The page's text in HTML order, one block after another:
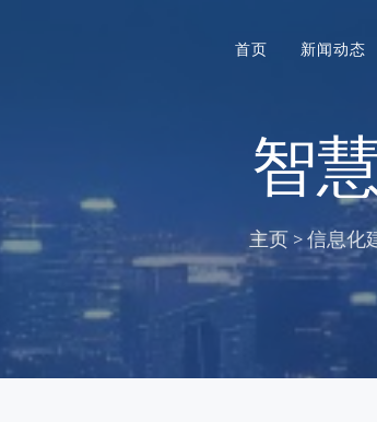
首页 新闻动态
智
主页>信息化